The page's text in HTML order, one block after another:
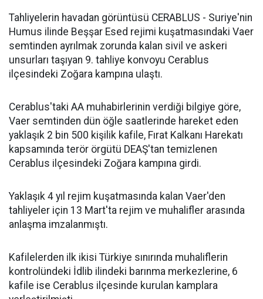
Tahliyelerin havadan görüntüsü CERABLUS - Suriye'nin
Humus ilinde Beşşar Esed rejimi kuşatmasındaki Vaer
semtinden ayrılmak zorunda kalan sivil ve askeri
unsurları taşıyan 9. tahliye konvoyu Cerablus
ilçesindeki Zoğara kampına ulaştı.
Cerablus'taki AA muhabirlerinin verdiği bilgiye göre,
Vaer semtinden dün öğle saatlerinde hareket eden
yaklaşık 2 bin 500 kişilik kafile, Fırat Kalkanı Harekatı
kapsamında terör örgütü DEAŞ'tan temizlenen
Cerablus ilçesindeki Zoğara kampına girdi.
Yaklaşık 4 yıl rejim kuşatmasında kalan Vaer'den
tahliyeler için 13 Mart'ta rejim ve muhalifler arasında
anlaşma imzalanmıştı.
Kafilelerden ilk ikisi Türkiye sınırında muhaliflerin
kontrolündeki İdlib ilindeki barınma merkezlerine, 6
kafile ise Cerablus ilçesinde kurulan kamplara